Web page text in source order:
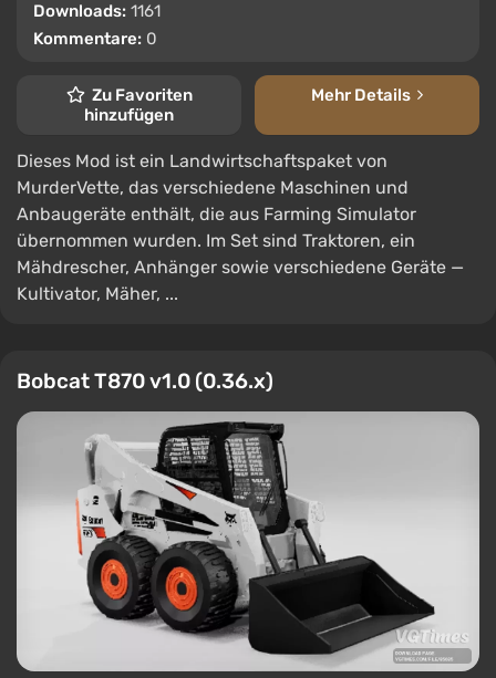
Downloads: 1161
Kommentare: 0
Zu Favoriten
hinzufügen
Mehr Details
Dieses Mod ist ein Landwirtschaftspaket von
MurderVette, das verschiedene Maschinen und
Anbaugeräte enthält, die aus Farming Simulator
übernommen wurden. Im Set sind Traktoren, ein
Mähdrescher, Anhänger sowie verschiedene Geräte —
Kultivator, Mäher, ...
Bobcat T870 v1.0 (0.36.x)